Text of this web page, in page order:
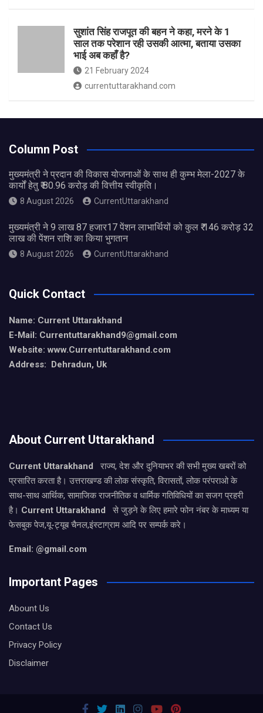
सुशांत सिंह राजपूत की बहन ने कहा, मरने के 1
साल तक परेशान रही उसकी आत्मा, बताया उसका
भाई अब कहाँ है?
21 February 2024
currentuttarakhand.com
Column Post
मुख्यमंत्री ने प्रदान की विकास योजनाओं के साथ ही कुम्भ मेला-2027 के
कार्यों हेतु ₹ 80.96 करोड़ की वित्तीय स्वीकृति।
8 August 2026 CurrentUttarakhand
मुख्यमंत्री ने 9 लाख 87 हजार17 पेंशन लाभार्थियों को कुल ₹ 146 करोड़ 32
लाख की पेंशन राशि का किया भुगतान
8 August 2026 CurrentUttarakhand
Quick Contact
Name: Current Uttarakhand
E-Mail: Currentuttarakhand9@gmail.com
Website: www.Currentuttarakhand.com
Address: Dehradun, Uk
About Current Uttarakhand
Current Uttarakhand
राज्य, देश और दुनियाभर की सभी मुख्य खबरों को
प्रसारित करता है। उत्तराखण्ड की लोक संस्कृति, विरासतों, लोक परंपराओ के
साथ-साथ आर्थिक, सामाजिक राजनीतिक व धार्मिक गतिविधियों का सजग प्रहरी
है। Current Uttarakhand
से जुड़ने के लिए हमारे फोन नंबर के माध्यम या
फेसबुक पेज,यू-ट्यूब चैनल,इंस्टाग्राम आदि पर सम्पर्क करे।
Email: @gmail.com
Important Pages
Abount Us
Contact Us
Privacy Policy
Disclaimer